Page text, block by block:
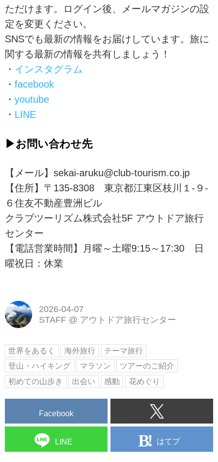
ただけます。ログイン後、メールマガジンの設
定を変更ください。
SNSでも最新の情報をお届けしています。旅に
関する最新の情報を共有しましょう！
・ インスタグラム
・ facebook
・ youtube
・ LINE
▶お問い合わせ先
【メール】sekai-aruku@club-tourism.co.jp
【住所】〒135-8308 東京都江東区枝川１-９-
６住友不動産豊洲ビル
クラブツーリズム株式会社5F アウトドア旅行
センター
【電話営業時間】月曜～土曜9:15～17:30 日
曜祝日：休業
2026-04-07
STAFF @ アウトドア旅行センター
世界をあるく 海外旅行
テーマ旅行
登山・ハイキング
マラソン
ツアーのご紹介
初めての山歩き
出会い 感動 花めぐり
Facebook
LINE はてブ